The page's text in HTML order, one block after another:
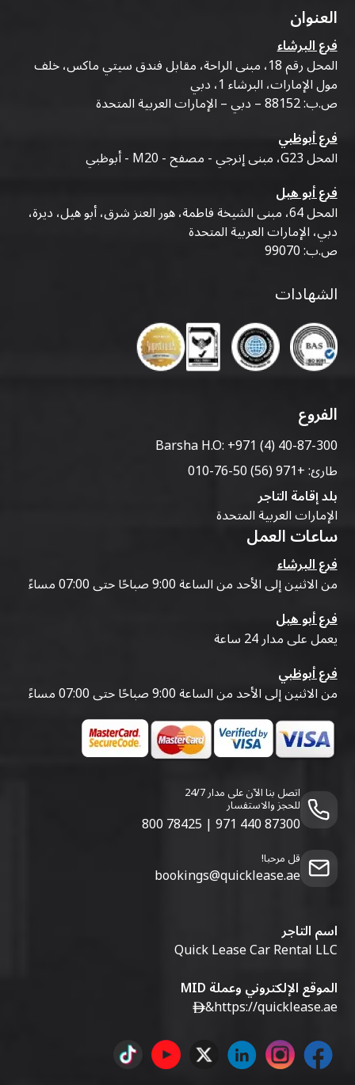
العنوان
فرع البرشاء
المحل رقم 18، مبنى الراحة، مقابل فندق سيتي ماكس، خلف
مول الإمارات، البرشاء 1، دبي
ص.ب: 88152 – دبي – الإمارات العربية المتحدة
فرع أبوظبي
المحل G23، مبنى إنرجي - مصفح - M20 - أبوظبي
فرع أبو هيل
المحل 64، مبنى الشيخة فاطمة، هور العنز شرق، أبو هيل، ديرة،
دبي، الإمارات العربية المتحدة
ص.ب: 99070
الشهادات
الفروع
Barsha H.O:+971 (4) 40-87-300
طارئ:+971 (56) 50-76-010
بلد إقامة التاجر
الإمارات العربية المتحدة
ساعات العمل
فرع البرشاء
من الاثنين إلى الأحد من الساعة 9:00 صباحًا حتى 07:00 مساءً
فرع أبو هيل
يعمل على مدار 24 ساعة
فرع أبوظبي
من الاثنين إلى الأحد من الساعة 9:00 صباحًا حتى 07:00 مساءً
اتصل بنا الآن على مدار 24/7
للحجز والاستفسار
800 78425 | 971 440 87300
قل مرحبا!
bookings@quicklease.ae
اسم التاجر
Quick Lease Car Rental LLC
الموقع الإلكتروني وعملة MID
https://quicklease.ae
&